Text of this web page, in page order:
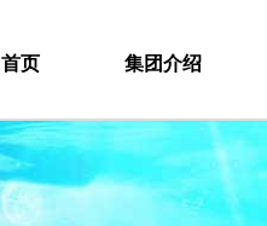
首页 集团介绍